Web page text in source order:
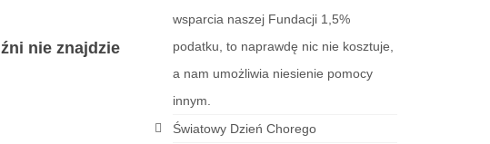
nie znajdzie
wsparcia naszej Fundacji 1,5%
podatku, to naprawdę nic nie kosztuje,
a nam umożliwia niesienie pomocy
innym.
Światowy Dzień Chorego